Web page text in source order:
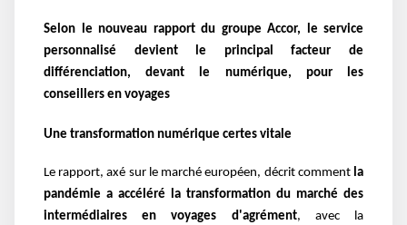
Selon le nouveau rapport du groupe Accor, le service
personnalisé devient le principal facteur de
différenciation, devant le numérique, pour les
conseillers en voyages
Une transformation numérique certes vitale
Le rapport, axé sur le marché européen, décrit comment la
pandémie a accéléré la transformation du marché des
intermédiaires en voyages d'agrément, avec la